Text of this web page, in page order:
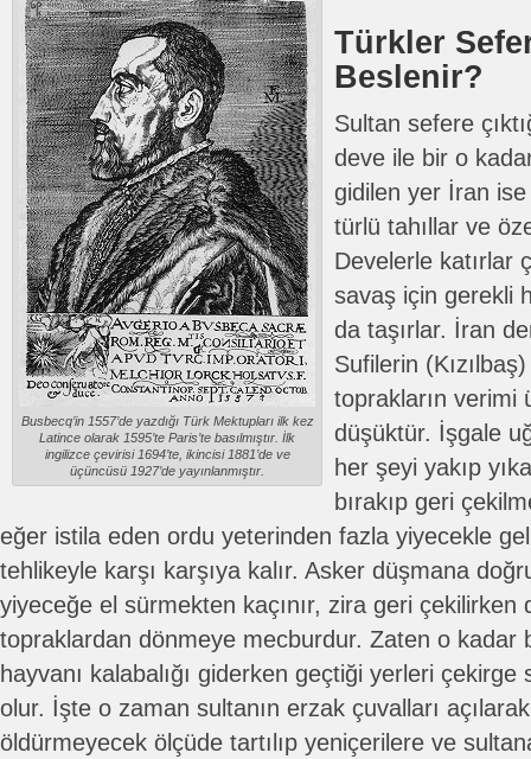
Busbecq’in 1557’de yazdığı Türk Mektupları ilk kez
Latince olarak 1595’te Paris’te basılmıştır. İlk
ingilizce çevirisi 1694’te, ikincisi 1881’de ve
üçüncüsü 1927’de yayınlanmıştır.
Türkler
Beslenir?
Sultan sefere
deve ile bir o
gidilen yer İran
türlü tahıllar ve
Develerle katırlar
savaş için gerekli
da taşırlar. İran
Sufilerin
toprakların verimi
düşüktür. İşgale
her şeyi yakıp
bırakıp geri
eğer istila eden ordu yeterinden fazla yiyecekle
tehlikeyle karşı karşıya kalır. Asker düşmana
yiyeceğe el sürmekten kaçınır, zira geri çekilirken
topraklardan dönmeye mecburdur. Zaten o kadar
hayvanı kalabalığı giderken geçtiği yerleri
olur. İşte o zaman sultanın erzak çuvalları
öldürmeyecek ölçüde tartılıp yeniçerilere ve